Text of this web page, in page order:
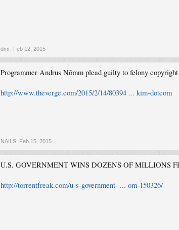
dmr Feb 12, 2015
Programmer Andrus Nõmm plead guilty to felony
http://www.theverge.com/2015/2/14/80394 ... kim-dotcom
NAILS Feb 15, 2015
U.S. GOVERNMENT WINS DOZENS OF MILLIONS
http://torrentfreak.com/u-s-government- ... om-150326/